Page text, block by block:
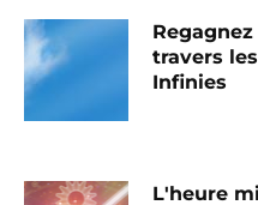
travers
Infinies
L'heure